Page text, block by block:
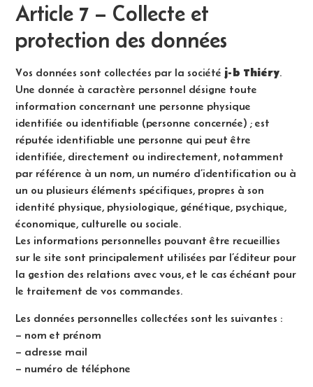
Article 7 – Collecte et
protection des données
Vos données sont collectées par la société j-b Thiéry.
Une donnée à caractère personnel désigne toute
information concernant une personne physique
identifiée ou identifiable (personne concernée) ; est
réputée identifiable une personne qui peut être
identifiée, directement ou indirectement, notamment
par référence à un nom, un numéro d’identification ou à
un ou plusieurs éléments spécifiques, propres à son
identité physique, physiologique, génétique, psychique,
économique, culturelle ou sociale.
Les informations personnelles pouvant être recueillies
sur le site sont principalement utilisées par l’éditeur pour
la gestion des relations avec vous, et le cas échéant pour
le traitement de vos commandes.
Les données personnelles collectées sont les suivantes :
– nom et prénom
– adresse mail
– numéro de téléphone